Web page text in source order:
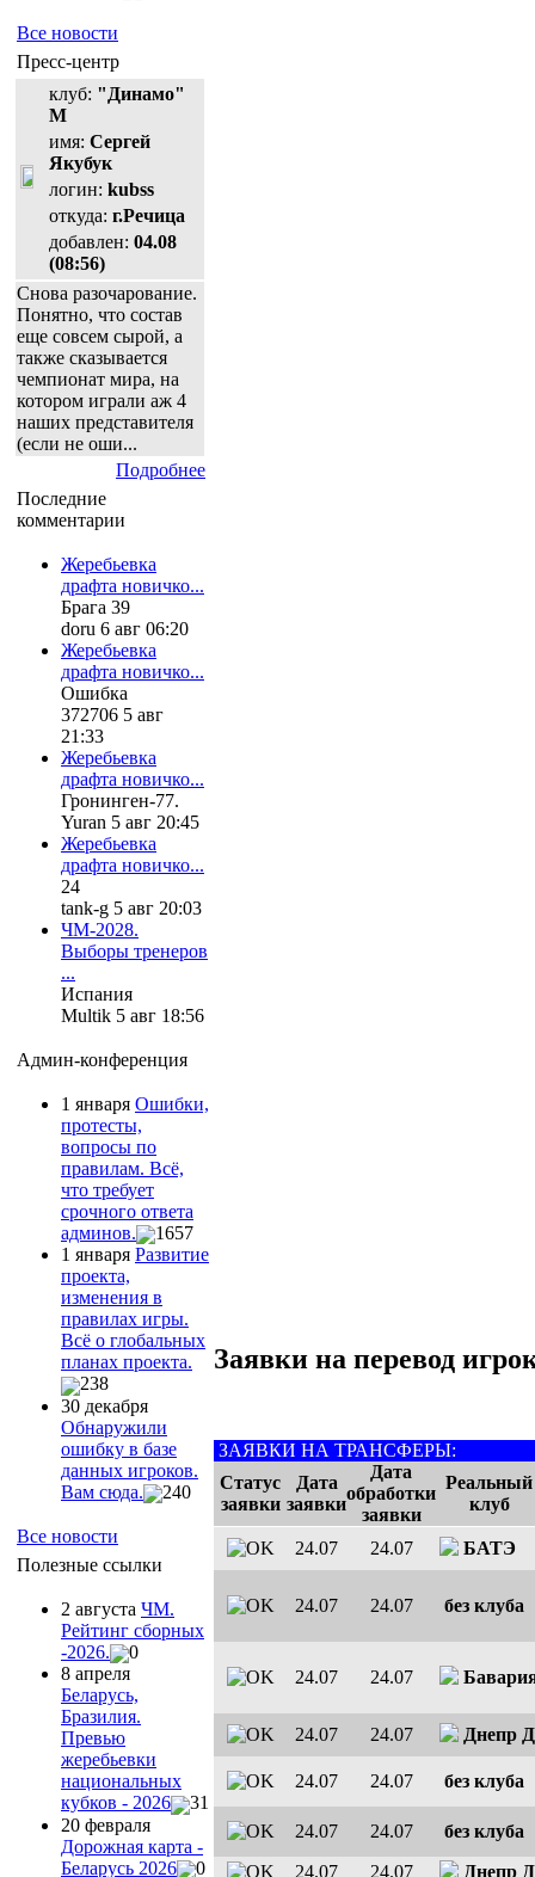
Все новости
Пресс-центр
клуб: "Динамо"
М
имя: Сергей
Якубук
логин: kubss
откуда: г.Речица
добавлен: 04.08
(08:56)
Снова разочарование.
Понятно, что состав
еще совсем сырой, а
также сказывается
чемпионат мира, на
котором играли аж 4
наших представителя
(если не оши...
Подробнее
Последние
комментарии
Жеребьевка
драфта новичко...
Брага 39
doru 6 авг 06:20
Жеребьевка
драфта новичко...
Ошибка
372706 5 авг
21:33
Жеребьевка
драфта новичко...
Гронинген-77.
Yuran 5 авг 20:45
Жеребьевка
драфта новичко...
24
tank-g 5 авг 20:03
ЧМ-2028.
Выборы тренеров
...
Испания
Multik 5 авг 18:56
Админ-конференция
1 января Ошибки,
протесты,
вопросы по
правилам. Всё,
что требует
срочного ответа
админов.
1657
1 января Развитие
проекта,
изменения в
правилах игры.
Всё о глобальных
планах проекта.
238
30 декабря
Обнаружили
ошибку в базе
данных игроков.
Вам сюда.
240
Все новости
Полезные ссылки
2 августа ЧМ.
Рейтинг сборных
-2026.
0
8 апреля
Беларусь,
Бразилия.
Превью
жеребьевки
национальных
кубков - 2026
31
20 февраля
Дорожная карта -
Беларусь 2026
0
Заявки на перевод
ЗАЯВКИ НА ТРАНСФЕРЫ:
Статус
заявки
Дата
заявки
Дата
обработки
заявки
Реальный
клуб
24.07 24.07 БАТЭ
24.07 24.07 без клуба
24.07 24.07
24.07 24.07 Днепр Д
24.07 24.07 без клуба
24.07 24.07
без клуба
24.07
24.07 Днепр Д